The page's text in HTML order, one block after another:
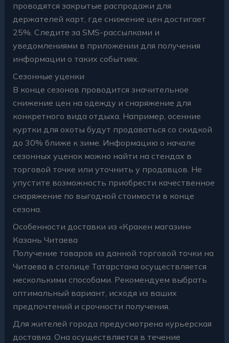
проводятся закрытые распродажи для
держателей карт, где снижение цен достигает
25%. Следите за SMS-рассылками и
уведомлениями в приложении для получения
информации о таких событиях.
Сезонные уценки
В конце сезонов проводится значительное
снижение цен на одежду и снаряжение для
конкретного вида отдыха. Например, осенние
куртки для охоты будут продаваться со скидкой
до 30% ближе к зиме. Информацию о начале
сезонных уценок можно найти на стендах в
торговой точке или уточнить у продавцов. Не
упустите возможность приобрести качественное
снаряжение по выгодной стоимости в конце
сезона.
Особенности доставки из «Кракен магазин»
Казань Читаева
Получение товаров из данной торговой точки на
Читаева в столице Татарстана осуществляется
несколькими способами. Рекомендуем выбрать
оптимальный вариант, исходя из ваших
предпочтений и срочности получения.
Для жителей города предусмотрена курьерская
доставка. Она осуществляется в течение